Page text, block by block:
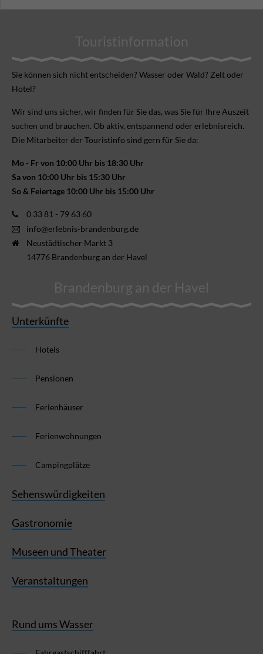
Touristinformation
Sie können sich nicht ent­scheiden? Wasser oder Wald? Zelt oder
Hotel?
Wir sind uns sicher, wir finden für Sie das, was Sie für Ihre Aus­zeit
suchen und brauchen. Ob aktiv, ent­spannend oder erlebnis­reich.
Die Mitarbeiter der Touristinfo sind gern für Sie da:
Mo - Fr von 10:00 Uhr bis 18:30 Uhr
Sa von 10:00 Uhr bis 15:30 Uhr
So & Feiertage 10:00 Uhr bis 15:00 Uhr
0 33 81 - 79 63 60
info@erlebnis-brandenburg.de
Neustädtischer Markt 3
14776 Brandenburg an der Havel
Brandenburg an der Havel
Unterkünfte
Hotels
Pensionen
Ferienhäuser
Ferienwohnungen
Campingplätze
Sehenswürdigkeiten
Gastronomie
Museen und Theater
Veranstaltungen
Rund ums Wasser